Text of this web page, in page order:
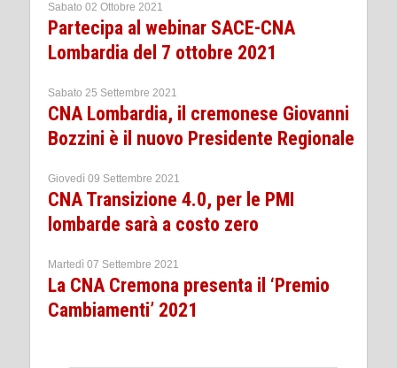
Sabato 02 Ottobre 2021
Partecipa al webinar SACE-CNA
Lombardia del 7 ottobre 2021
Sabato 25 Settembre 2021
CNA Lombardia, il cremonese Giovanni
Bozzini è il nuovo Presidente Regionale
Giovedì 09 Settembre 2021
CNA Transizione 4.0, per le PMI
lombarde sarà a costo zero
Martedì 07 Settembre 2021
La CNA Cremona presenta il ‘Premio
Cambiamenti’ 2021